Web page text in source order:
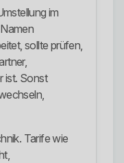
im
sollte prüfen,
ist. Sonst
Tarife wie